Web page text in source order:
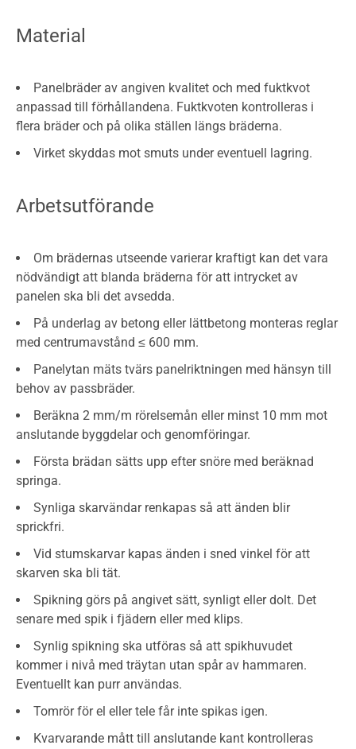
Material
Panelbräder av angiven kvalitet och med fuktkvot
anpassad till förhållandena. Fuktkvoten kontrolleras i
flera bräder och på olika ställen längs bräderna.
Virket skyddas mot smuts under eventuell lagring.
Arbetsutförande
Om brädernas utseende varierar kraftigt kan det vara
nödvändigt att blanda bräderna för att intrycket av
panelen ska bli det avsedda.
På underlag av betong eller lättbetong monteras reglar
med centrumavstånd ≤ 600 mm.
Panelytan mäts tvärs panelriktningen med hänsyn till
behov av passbräder.
Beräkna 2 mm/m rörelsemån eller minst 10 mm mot
anslutande byggdelar och genomföringar.
Första brädan sätts upp efter snöre med beräknad
springa.
Synliga skarvändar renkapas så att änden blir
sprickfri.
Vid stumskarvar kapas änden i sned vinkel för att
skarven ska bli tät.
Spikning görs på angivet sätt, synligt eller dolt. Det
senare med spik i fjädern eller med klips.
Synlig spikning ska utföras så att spikhuvudet
kommer i nivå med träytan utan spår av hammaren.
Eventuellt kan purr användas.
Tomrör för el eller tele får inte spikas igen.
Kvarvarande mått till anslutande kant kontrolleras